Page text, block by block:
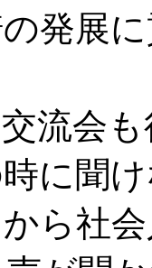
発展
流会
に聞
ら社